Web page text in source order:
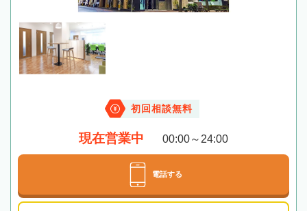
初回相談無料
現在営業中 00:00～24:00
電話する